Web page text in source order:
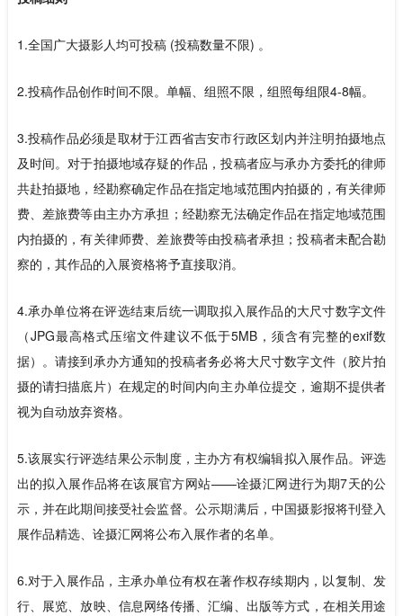
1.全国广大摄影人均可投稿 (投稿数量不限) 。
2.投稿作品创作时间不限。单幅、组照不限，组照每组限4-8幅。
3.投稿作品必须是取材于江西省吉安市行政区划内并注明拍摄地点
及时间。对于拍摄地域存疑的作品，投稿者应与承办方委托的律师
共赴拍摄地，经勘察确定作品在指定地域范围内拍摄的，有关律师
费、差旅费等由主办方承担；经勘察无法确定作品在指定地域范围
内拍摄的，有关律师费、差旅费等由投稿者承担；投稿者未配合勘
察的，其作品的入展资格将予直接取消。
4.承办单位将在评选结束后统一调取拟入展作品的大尺寸数字文件
（JPG最高格式压缩文件建议不低于5MB，须含有完整的exif数
据）。请接到承办方通知的投稿者务必将大尺寸数字文件（胶片拍
摄的请扫描底片）在规定的时间内向主办单位提交，逾期不提供者
视为自动放弃资格。
5.该展实行评选结果公示制度，主办方有权编辑拟入展作品。评选
出的拟入展作品将在该展官方网站——诠摄汇网进行为期7天的公
示，并在此期间接受社会监督。公示期满后，中国摄影报将刊登入
展作品精选、诠摄汇网将公布入展作者的名单。
6.对于入展作品，主承办单位有权在著作权存续期内，以复制、发
行、展览、放映、信息网络传播、汇编、出版等方式，在相关用途